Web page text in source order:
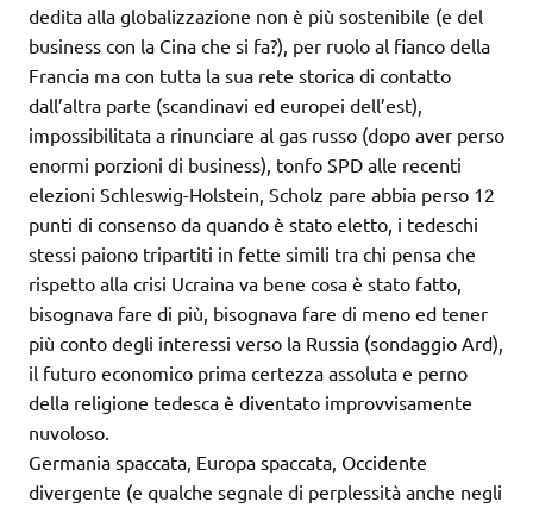
dedita alla globalizzazione non è più sostenibile (e del
business con la Cina che si fa?), per ruolo al fianco della
Francia ma con tutta la sua rete storica di contatto
dall’altra parte (scandinavi ed europei dell’est),
impossibilitata a rinunciare al gas russo (dopo aver perso
enormi porzioni di business), tonfo SPD alle recenti
elezioni Schleswig-Holstein, Scholz pare abbia perso 12
punti di consenso da quando è stato eletto, i tedeschi
stessi paiono tripartiti in fette simili tra chi pensa che
rispetto alla crisi Ucraina va bene cosa è stato fatto,
bisognava fare di più, bisognava fare di meno ed tener
più conto degli interessi verso la Russia (sondaggio Ard),
il futuro economico prima certezza assoluta e perno
della religione tedesca è diventato improvvisamente
nuvoloso.
Germania spaccata, Europa spaccata, Occidente
divergente (e qualche segnale di perplessità anche negli